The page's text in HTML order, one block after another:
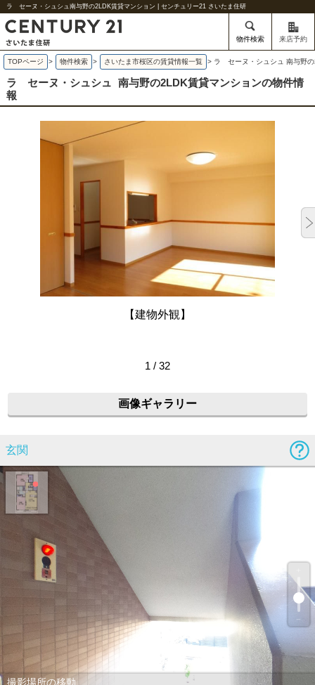
ラ セーヌ・シュシュ南与野の2LDK賃貸マンション | センチュリー21 さいたま住研
物件検索 来店予約
TOPページ > 物件検索 > さいたま市桜区の賃貸情報一覧 > ラ セーヌ・シュシュ 南与野
ラ セーヌ・シュシュ 南与野の2LDK賃貸マンションの物件情
報
【建物外観】
1 / 32
画像ギャラリー